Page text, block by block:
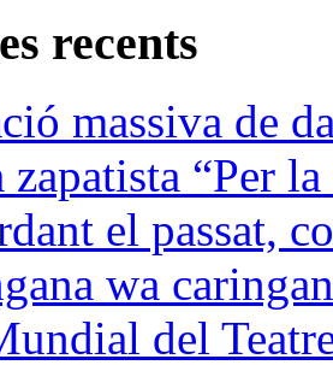
recents
massiva de
zapatista “Per
el passat,
wa
del